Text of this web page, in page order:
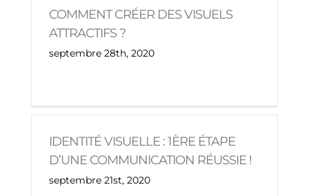
COMMENT CRÉER DES VISUELS
ATTRACTIFS ?
septembre 28th, 2020
IDENTITÉ VISUELLE : 1ÈRE ÉTAPE
D’UNE COMMUNICATION RÉUSSIE !
septembre 21st, 2020